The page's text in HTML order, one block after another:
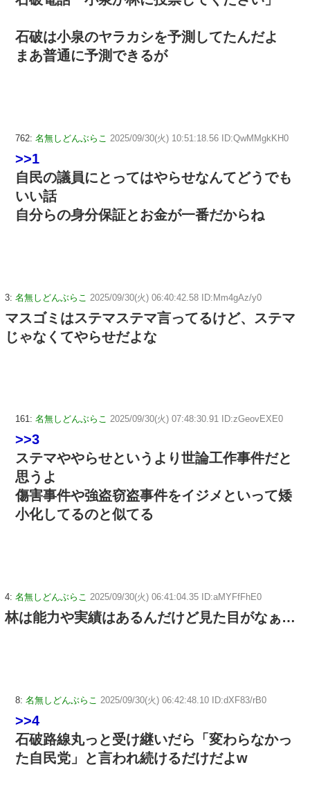
石破は小泉のヤラカシを予測してたんだよ
まあ普通に予測できるが
762: 名無しどんぶらこ 2025/09/30(火) 10:51:18.56 ID:QwMMgkKH0
>>1
自民の議員にとってはやらせなんてどうでも
いい話
自分らの身分保証とお金が一番だからね
3: 名無しどんぶらこ 2025/09/30(火) 06:40:42.58 ID:Mm4gAz/y0
マスゴミはステマステマ言ってるけど、ステマ
じゃなくてやらせだよな
161: 名無しどんぶらこ 2025/09/30(火) 07:48:30.91 ID:zGeovEXE0
>>3
ステマややらせというより世論工作事件だと
思うよ
傷害事件や強盗窃盗事件をイジメといって矮
小化してるのと似てる
4: 名無しどんぶらこ 2025/09/30(火) 06:41:04.35 ID:aMYFfFhE0
林は能力や実績はあるんだけど見た目がなぁ…
8: 名無しどんぶらこ 2025/09/30(火) 06:42:48.10 ID:dXF83/rB0
>>4
石破路線丸っと受け継いだら「変わらなかっ
た自民党」と言われ続けるだけだよw